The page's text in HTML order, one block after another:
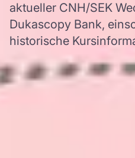
aktueller CNH/SEK
Dukascopy Bank,
historische